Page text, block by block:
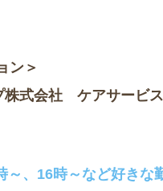
ン＞
株式会社 ケアサービ
～、16時～など好きな